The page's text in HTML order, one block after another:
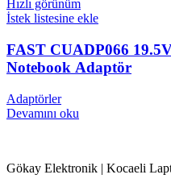
Hızlı görünüm
İstek listesine ekle
FAST CUADP066
Notebook Adaptör
Adaptörler
Devamını oku
Gökay Elektronik | Kocaeli